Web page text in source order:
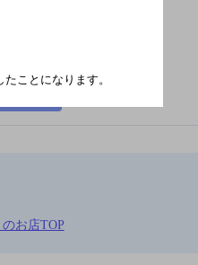
お店TOP
ことになります。